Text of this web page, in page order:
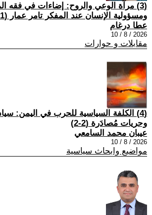
(3) مرآة الوعي والروح: إضاءات في فقه
ومسؤولية الإنسان عند المفكر تامر عمار (1-5)
عطا درغام
2026 / 8 / 10
مقابلات و حوارات
(4) الكلفة السياسية للحرب في اليمن:
وحريات مُصادَرة (2-2)
عيبان محمد السامعي
2026 / 8 / 10
مواضيع وابحاث سياسية